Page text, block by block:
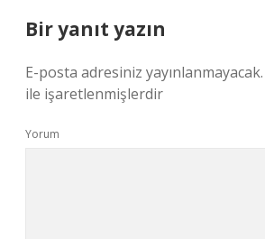
Bir yanıt yazın
E-posta adresiniz yayınlanmayacak.
ile işaretlenmişlerdir
Yorum